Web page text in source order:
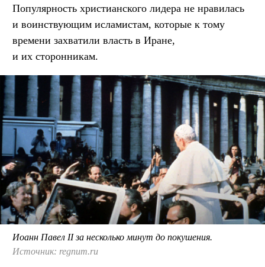
Популярность христианского лидера не нравилась
и воинствующим исламистам, которые к тому
времени захватили власть в Иране,
и их сторонникам.
Иоанн Павел II за несколько минут до покушения.
Источник: regnum.ru